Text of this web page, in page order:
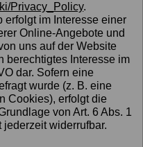
Privacy_Policy.
erfolgt im Interesse einer
Online-Angebote und
uns auf der Website
berechtigtes Interesse im
dar. Sofern eine
wurde (z. B. eine
Cookies), erfolgt die
von Art. 6 Abs. 1
widerrufbar.